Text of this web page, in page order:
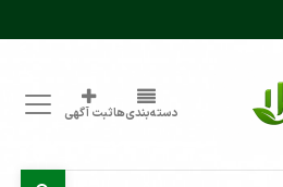
دسته‌بندی‌هاثبت آگهی